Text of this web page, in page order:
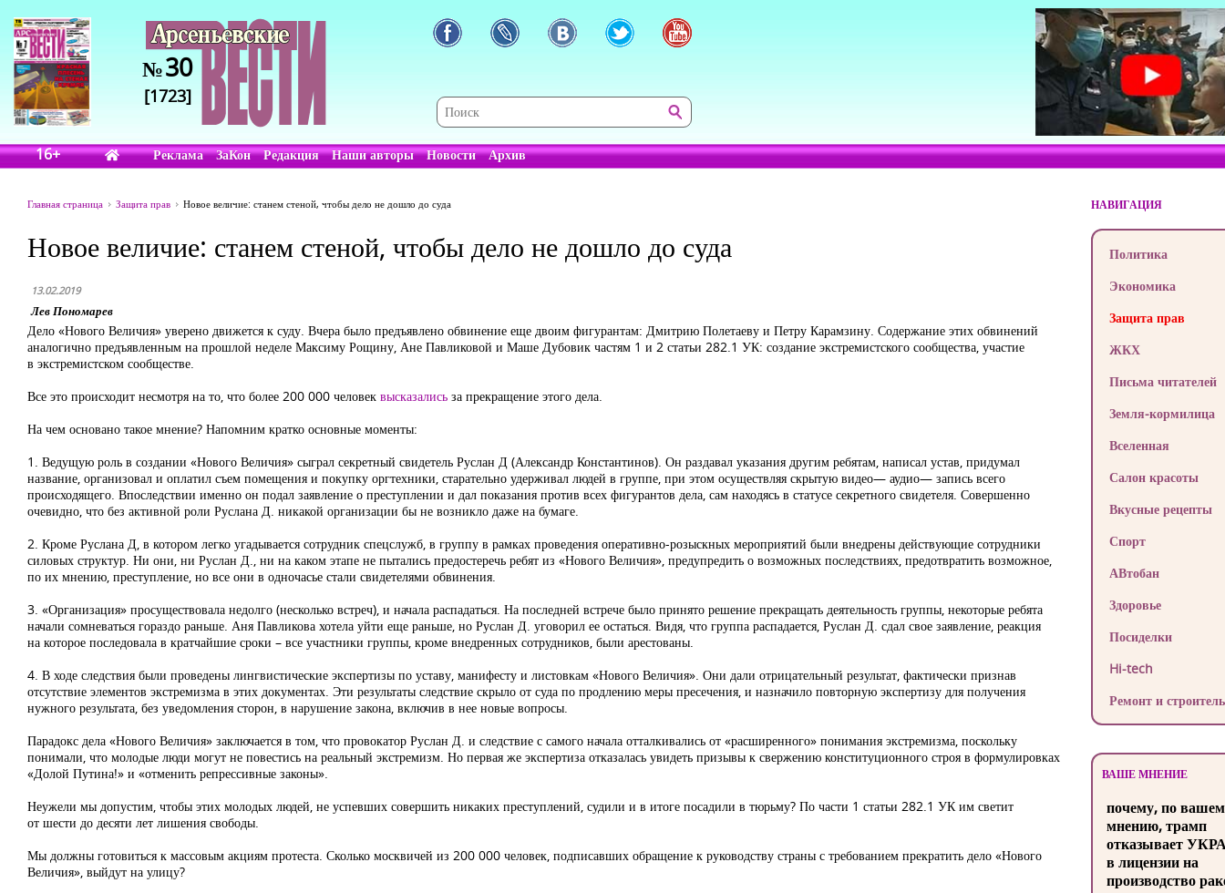
№30
[1723]
16+ Реклама ЗаКон Редакция Наши авторы Новости Архив
Главная страница Защита прав Новое величие: станем стеной, чтобы дело не дошло до суда
Новое величие: станем стеной, чтобы дело не дошло до суда
13.02.2019
Лев Пономарев
Дело «Нового Величия» уверено движется к суду. Вчера было предъявлено обвинение еще двоим фигурантам: Дмитрию Полетаеву и Петру Карамзину. Содержание этих обвинений
аналогично предъявленным на прошлой неделе Максиму Рощину, Ане Павликовой и Маше Дубовик частям 1 и 2 статьи 282.1 УК: создание экстремистского сообщества, участие
в экстремистском сообществе.
Все это происходит несмотря на то, что более 200 000 человек высказались за прекращение этого дела.
На чем основано такое мнение? Напомним кратко основные моменты:
1. Ведущую роль в создании «Нового Величия» сыграл секретный свидетель Руслан Д (Александр Константинов). Он раздавал указания другим ребятам, написал устав, придумал
название, организовал и оплатил съем помещения и покупку оргтехники, старательно удерживал людей в группе, при этом осуществляя скрытую видео— аудио— запись всего
происходящего. Впоследствии именно он подал заявление о преступлении и дал показания против всех фигурантов дела, сам находясь в статусе секретного свидетеля. Совершенно
очевидно, что без активной роли Руслана Д. никакой организации бы не возникло даже на бумаге.
2. Кроме Руслана Д, в котором легко угадывается сотрудник спецслужб, в группу в рамках проведения оперативно-розыскных мероприятий были внедрены действующие сотрудники
силовых структур. Ни они, ни Руслан Д., ни на каком этапе не пытались предостеречь ребят из «Нового Величия», предупредить о возможных последствиях, предотвратить возможное,
по их мнению, преступление, но все они в одночасье стали свидетелями обвинения.
3. «Организация» просуществовала недолго (несколько встреч), и начала распадаться. На последней встрече было принято решение прекращать деятельность группы, некоторые ребята
начали сомневаться гораздо раньше. Аня Павликова хотела уйти еще раньше, но Руслан Д. уговорил ее остаться. Видя, что группа распадается, Руслан Д. сдал свое заявление, реакция
на которое последовала в кратчайшие сроки – все участники группы, кроме внедренных сотрудников, были арестованы.
4. В ходе следствия были проведены лингвистические экспертизы по уставу, манифесту и листовкам «Нового Величия». Они дали отрицательный результат, фактически признав
отсутствие элементов экстремизма в этих документах. Эти результаты следствие скрыло от суда по продлению меры пресечения, и назначило повторную экспертизу для получения
нужного результата, без уведомления сторон, в нарушение закона, включив в нее новые вопросы.
Парадокс дела «Нового Величия» заключается в том, что провокатор Руслан Д. и следствие с самого начала отталкивались от «расширенного» понимания экстремизма, поскольку
понимали, что молодые люди могут не повестись на реальный экстремизм. Но первая же экспертиза отказалась увидеть призывы к свержению конституционного строя в формулировках
«Долой Путина!» и «отменить репрессивные законы».
Неужели мы допустим, чтобы этих молодых людей, не успевших совершить никаких преступлений, судили и в итоге посадили в тюрьму? По части 1 статьи 282.1 УК им светит
от шести до десяти лет лишения свободы.
Мы должны готовиться к массовым акциям протеста. Сколько москвичей из 200 000 человек, подписавших обращение к руководству страны с требованием прекратить дело «Нового
Величия», выйдут на улицу?
НАВИГАЦИЯ
Политика
Экономика
Защита прав
ЖКХ
Письма читателей
Земля-кормилица
Вселенная
Салон красоты
Вкусные рецепты
Спорт
АВтобан
Здоровье
Посиделки
Hi-tech
Ремонт и
ВАШЕ МНЕНИЕ
почему, по
мнению, трамп
отказывает
в лицензии на
производство